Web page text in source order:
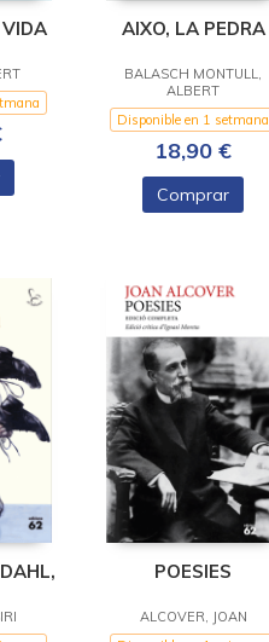
AIXO, LA PEDRA
BALASCH MONTULL,
ALBERT
Disponible en 1 setmana
18,90 €
Comprar
POESIES
ALCOVER, JOAN